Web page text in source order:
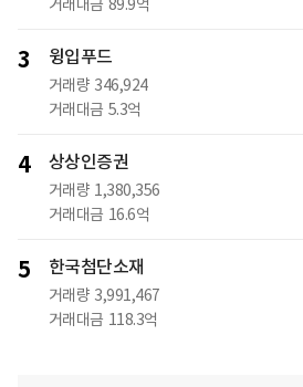
거래대금 89.9억
3 윙입푸드
거래량 346,924
거래대금 5.3억
4 상상인증권
거래량 1,380,356
거래대금 16.6억
5 한국첨단소재
거래량 3,991,467
거래대금 118.3억